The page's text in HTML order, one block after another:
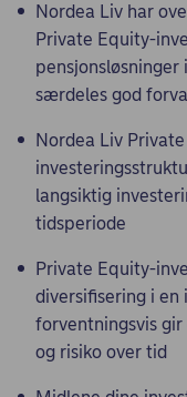
Nordea Liv har
Private Equity-
særdeles god
Nordea Liv
langsiktig
tidsperiode
Private Equity-
diversifisering i en
forventningsvis
og risiko over tid